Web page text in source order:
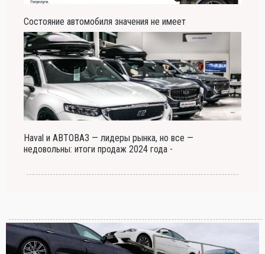
Состояние автомобиля значения не имеет
Haval и АВТОВАЗ — лидеры рынка, но все —
недовольны: итоги продаж 2024 года -